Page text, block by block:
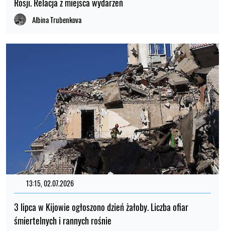
Albina Trubenkova
13:15, 02.07.2026
3 lipca w Kijowie ogłoszono dzień żałoby. Liczba ofiar
śmiertelnych i rannych rośnie